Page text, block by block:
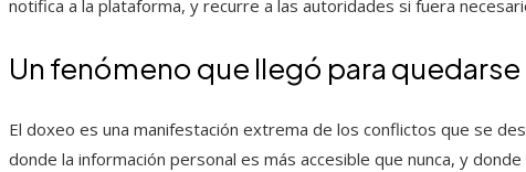
notifica a la plataforma, y recurre a las autoridades si fuera
Un fenómeno que llegó para quedarse
El doxeo es una manifestación extrema de los conflictos que se
donde la información personal es más accesible que nunca, y